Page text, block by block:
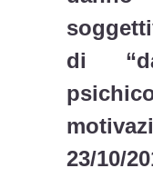
di
23/10/